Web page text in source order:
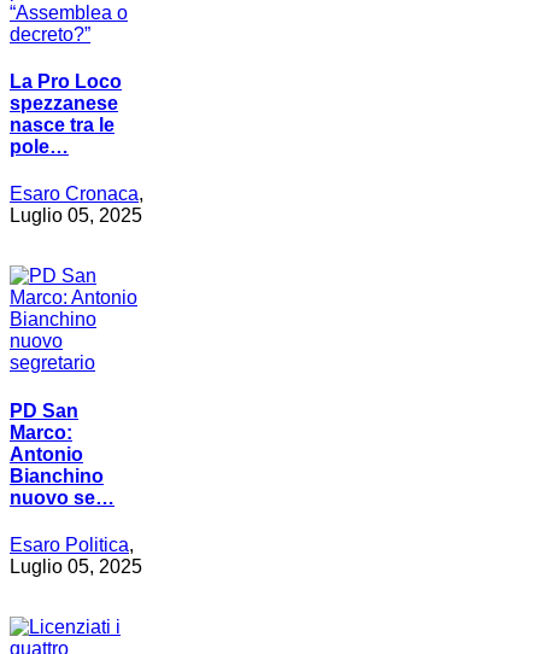
La Pro Loco
spezzanese
nasce tra le
pole…
Esaro Cronaca,
Luglio 05, 2025
PD San
Marco:
Antonio
Bianchino
nuovo se…
Esaro Politica,
Luglio 05, 2025